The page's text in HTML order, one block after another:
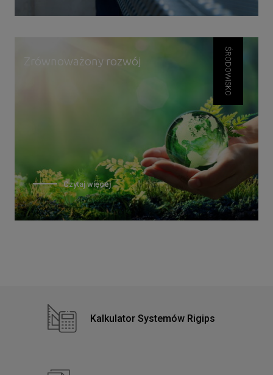
Zrównoważony rozwój
Czytaj więcej
ŚRODOWISKO
Kalkulator Systemów Rigips